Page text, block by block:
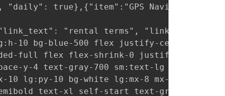
"daily": true},{"item":"GPS
"rental terms", "link":
10 bg-blue-500 flex justify-center
full flex flex-shrink-0 justify-center
y-4 text-gray-700 sm:text-lg lg:text-
lg:py-10 bg-white lg:mx-8 mx-0 shadow"
text-xl self-start text-gray-700"